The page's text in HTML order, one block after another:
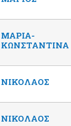
ΜΑΡΙΑ-
ΚΩΝΣΤΑΝΤΙΝΑ
ΝΙΚΟΛΑΟΣ
ΝΙΚΟΛΑΟΣ